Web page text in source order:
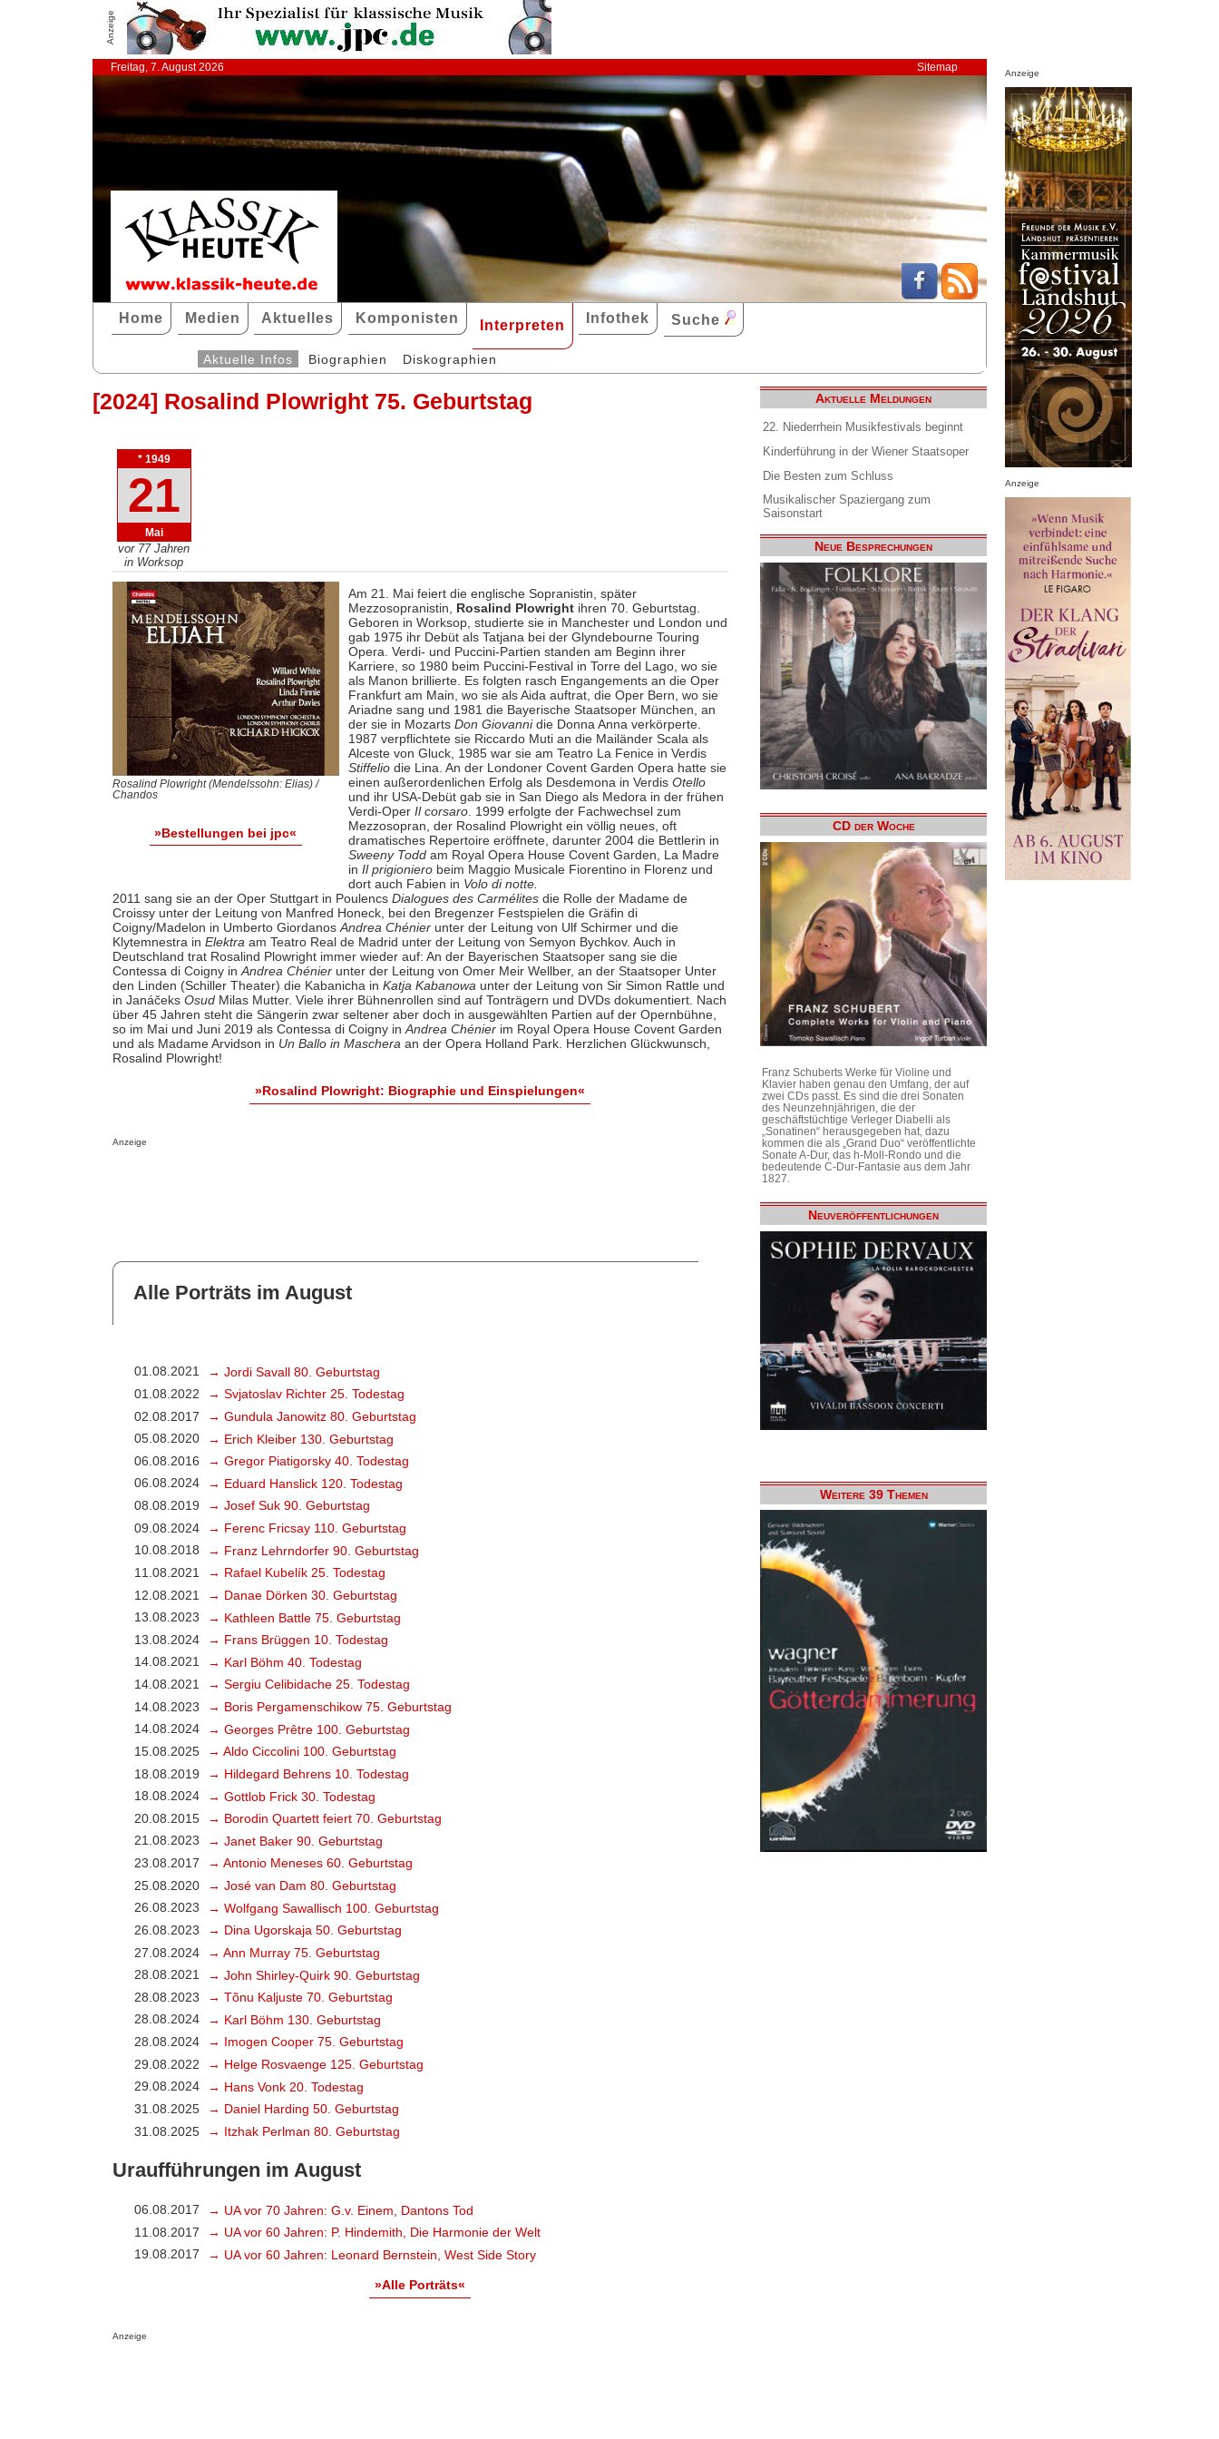
Anzeige
Freitag, 7. August 2026 Sitemap
Home Medien Aktuelles Komponisten Interpreten Infothek Suche
Aktuelle Infos Biographien Diskographien
[2024] Rosalind Plowright 75. Geburtstag
* 1949
21
Mai
vor 77 Jahren
in Worksop
Rosalind Plowright (Mendelssohn: Elias) /
Chandos
»Bestellungen bei jpc«
Am 21. Mai feiert die englische Sopranistin, später
Mezzosopranistin, Rosalind Plowrightihren 70. Geburtstag.
Geboren in Worksop, studierte sie in Manchester und London und
gab 1975 ihr Debüt als Tatjana bei der Glyndebourne Touring
Opera. Verdi- und Puccini-Partien standen am Beginn ihrer
Karriere, so 1980 beim Puccini-Festival in Torre del Lago, wo sie
als Manon brillierte. Es folgten rasch Engangements an die Oper
Frankfurt am Main, wo sie als Aida auftrat, die Oper Bern, wo sie
Ariadne sang und 1981 die Bayerische Staatsoper München, an
der sie in Mozarts Don Giovannidie Donna Anna verkörperte.
1987 verpflichtete sie Riccardo Muti an die Mailänder Scala als
Alceste von Gluck, 1985 war sie am Teatro La Fenice in Verdis
Stiffeliodie Lina. An der Londoner Covent Garden Opera hatte sie
einen außerordenlichen Erfolg als Desdemona in Verdis Otello
und ihr USA-Debüt gab sie in San Diego als Medora in der frühen
Verdi-OperIl corsaro. 1999 erfolgte der Fachwechsel zum
Mezzosopran, der Rosalind Plowright ein völlig neues, oft
dramatisches Repertoire eröffnete, darunter 2004 die Bettlerin in
Sweeny Todd am Royal Opera House Covent Garden, La Madre
in Il prigionierobeim Maggio Musicale Fiorentino in Florenz und
dort auch Fabien in Volo di notte.
2011 sang sie an der Oper Stuttgart in Poulencs Dialogues des Carmélitesdie Rolle der Madame de
Croissy unter der Leitung von Manfred Honeck, bei den Bregenzer Festspielen die Gräfin di
Coigny/Madelon in Umberto Giordanos Andrea Chénierunter der Leitung von Ulf Schirmer und die
Klytemnestra in Elektra am Teatro Real de Madrid unter der Leitung von Semyon Bychkov. Auch in
Deutschland trat Rosalind Plowright immer wieder auf: An der Bayerischen Staatsoper sang sie die
Contessa di Coigny in Andrea Chénierunter der Leitung von Omer Meir Wellber, an der Staatsoper Unter
den Linden (Schiller Theater) die Kabanicha in Katja Kabanowa unter der Leitung von Sir Simon Rattle und
in Janáčeks Osud Milas Mutter. Viele ihrer Bühnenrollen sind auf Tonträgern und DVDs dokumentiert. Nach
über 45 Jahren steht die Sängerin zwar seltener aber doch in ausgewählten Partien auf der Opernbühne,
so im Mai und Juni 2019 als Contessa di Coigny in Andrea Chénierim Royal Opera House Covent Garden
und als Madame Arvidson in Un Ballo in Maschera an der Opera Holland Park. Herzlichen Glückwunsch,
Rosalind Plowright!
»Rosalind Plowright: Biographie und Einspielungen«
Anzeige
Alle Porträts im August
01.08.2021
→ Jordi Savall 80. Geburtstag
01.08.2022
→ Svjatoslav Richter 25. Todestag
02.08.2017
→ Gundula Janowitz 80. Geburtstag
05.08.2020
→ Erich Kleiber 130. Geburtstag
06.08.2016
→ Gregor Piatigorsky 40. Todestag
06.08.2024
→ Eduard Hanslick 120. Todestag
08.08.2019
→ Josef Suk 90. Geburtstag
09.08.2024
→ Ferenc Fricsay 110. Geburtstag
10.08.2018
→ Franz Lehrndorfer 90. Geburtstag
11.08.2021
→ Rafael Kubelík 25. Todestag
12.08.2021
→ Danae Dörken 30. Geburtstag
13.08.2023
→ Kathleen Battle 75. Geburtstag
13.08.2024
→ Frans Brüggen 10. Todestag
14.08.2021
→ Karl Böhm 40. Todestag
14.08.2021
→ Sergiu Celibidache 25. Todestag
14.08.2023
→ Boris Pergamenschikow 75. Geburtstag
14.08.2024
→ Georges Prêtre 100. Geburtstag
15.08.2025
→ Aldo Ciccolini 100. Geburtstag
18.08.2019
→ Hildegard Behrens 10. Todestag
18.08.2024
→ Gottlob Frick 30. Todestag
20.08.2015
→ Borodin Quartett feiert 70. Geburtstag
21.08.2023
→ Janet Baker 90. Geburtstag
23.08.2017
→ Antonio Meneses 60. Geburtstag
25.08.2020
→ José van Dam 80. Geburtstag
26.08.2023
→ Wolfgang Sawallisch 100. Geburtstag
26.08.2023
→ Dina Ugorskaja 50. Geburtstag
27.08.2024
→ Ann Murray 75. Geburtstag
28.08.2021
→ John Shirley-Quirk 90. Geburtstag
28.08.2023
→ Tõnu Kaljuste 70. Geburtstag
28.08.2024
→ Karl Böhm 130. Geburtstag
28.08.2024
→ Imogen Cooper 75. Geburtstag
29.08.2022
→ Helge Rosvaenge 125. Geburtstag
29.08.2024
→ Hans Vonk 20. Todestag
31.08.2025
→ Daniel Harding 50. Geburtstag
31.08.2025
→ Itzhak Perlman 80. Geburtstag
Uraufführungen im August
06.08.2017
→ UA vor 70 Jahren: G.v. Einem, Dantons Tod
11.08.2017
→ UA vor 60 Jahren: P. Hindemith, Die Harmonie der Welt
19.08.2017
→ UA vor 60 Jahren: Leonard Bernstein, West Side Story
»Alle Porträts«
Anzeige
Aktuelle Meldungen
22. Niederrhein Musikfestivals beginnt
Kinderführung in der Wiener Staatsoper
Die Besten zum Schluss
Musikalischer Spaziergang zum
Saisonstart
Neue Besprechungen
CD der Woche
Franz Schuberts Werke für Violine und
Klavier haben genau den Umfang, der auf
zwei CDs passt. Es sind die drei Sonaten
des Neunzehnjährigen, die der
geschäftstüchtige Verleger Diabelli als
„Sonatinen“ herausgegeben hat, dazu
kommen die als „Grand Duo“ veröffentlichte
Sonate A-Dur, das h-Moll-Rondo und die
bedeutende C-Dur-Fantasie aus dem Jahr
1827.
Neuveröffentlichungen
Weitere 39 Themen
Anzeige
Anzeige